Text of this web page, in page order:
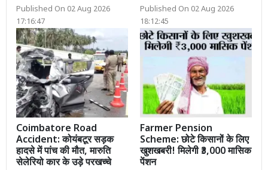
Published On 02 Aug 2026
17:16:47
Published On 02 Aug 2026
18:12:45
Coimbatore Road
Accident: कोयंबटूर सड़क
हादसे में पांच की मौत, मारुति
सेलेरियो कार के उड़े परखच्चे
Farmer Pension
Scheme: छोटे किसानों के लिए
खुशखबरी! मिलेगी ₹3,000 मासिक
पेंशन